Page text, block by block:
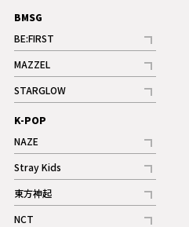
BMSG
BE:FIRST
記事
ギャラリー
MAZZEL
記事
ギャラリー
STARGLOW
記事
K-POP
NAZE
記事
Stray Kids
記事
東方神起
記事
NCT